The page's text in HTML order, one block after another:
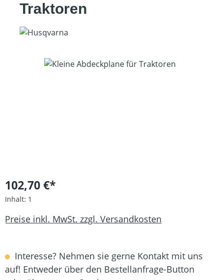
Traktoren
Bildergalerie überspringen
102,70 €*
Inhalt: 1
Preise inkl. MwSt. zzgl. Versandkosten
Interesse? Nehmen sie gerne Kontakt mit uns
auf! Entweder über den Bestellanfrage-Button